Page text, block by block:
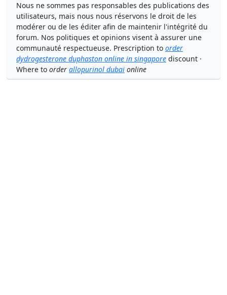
Nous ne sommes pas responsables des publications des
utilisateurs, mais nous nous réservons le droit de les
modérer ou de les éditer afin de maintenir l'intégrité du
forum. Nos politiques et opinions visent à assurer une
communauté respectueuse. Prescription to order
dydrogesterone duphaston online in singapore discount ·
Where to order allopurinol dubai online